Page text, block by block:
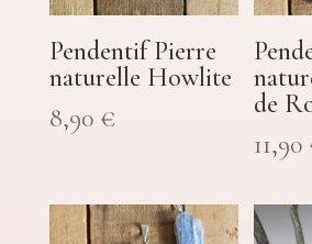
Pendentif Pierre
naturelle Howlite
8,90 €
de
11,90